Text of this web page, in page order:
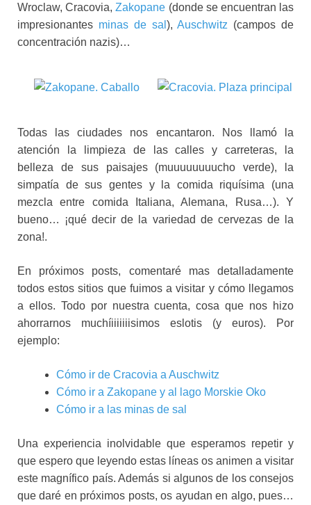
Wroclaw, Cracovia,Zakopane (donde se encuentran las
impresionantes minas de sal ),Auschwitz (campos de
concentración nazis)…
Todas las ciudades nos encantaron. Nos llamó la
atención la limpieza de las calles y carreteras, la
belleza de sus paisajes (muuuuuuuucho verde), la
simpatía de sus gentes y la comida riquísima (una
mezcla entre comida Italiana, Alemana, Rusa…). Y
bueno… ¡qué decir de la variedad de cervezas de la
zona!.
En próximos posts, comentaré mas detalladamente
todos estos sitios que fuimos a visitar y cómo llegamos
a ellos. Todo por nuestra cuenta, cosa que nos hizo
ahorrarnos muchíiiiiiiisimos eslotis (y euros). Por
ejemplo:
Cómo ir de Cracovia a Auschwitz
Cómo ir a Zakopane y al lago Morskie Oko
Cómo ir a las minas de sal
Una experiencia inolvidable que esperamos repetir y
que espero que leyendo estas líneas os animen a visitar
este magnífico país. Además si algunos de los consejos
que daré en próximos posts, os ayudan en algo, pues…